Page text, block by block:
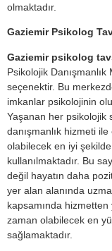
olmaktadır.
Gaziemir Psikolog
Gaziemir psikolog
Psikolojik
seçenektir. Bu
imkanlar psikolojinin
Yaşanan her psikolojik
danışmanlık hizmeti
olabilecek en iyi
kullanılmaktadır. Bu
değil hayatın daha
yer alan alanında
kapsamında
zaman olabilecek en
sağlamaktadır.